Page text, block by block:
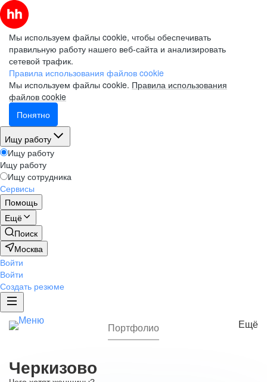
Мы используем файлы cookie, чтобы обеспечивать
правильную работу нашего веб-сайта и анализировать
сетевой трафик.
Правила использования файлов cookie
Мы используем файлы cookie. Правила использования
файлов cookie
Понятно
Ищу работу
Ищу работу
Ищу работу
Ищу сотрудника
Сервисы
Помощь
Ещё
Поиск
Москва
Войти
Войти
Создать резюме
Портфолио Ещё
Черкизово